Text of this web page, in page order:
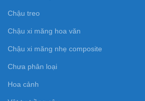
Chậu treo
Chậu xi măng hoa văn
Chậu xi măng nhẹ composite
Chưa phân loại
Hoa cảnh